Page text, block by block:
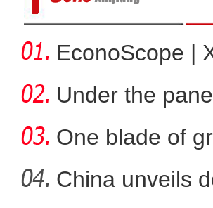
EconoScope |
energ
Under the
more
One blade of
China unveils